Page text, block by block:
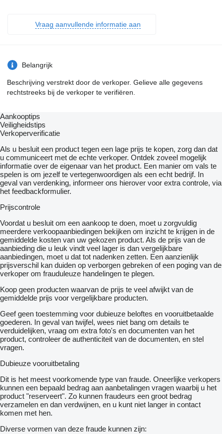
Vraag aanvullende informatie aan
Belangrijk
Beschrijving verstrekt door de verkoper. Gelieve alle gegevens
rechtstreeks bij de verkoper te verifiëren.
Aankooptips
Veiligheidstips
Verkoperverificatie
Als u besluit een product tegen een lage prijs te kopen, zorg dan dat
u communiceert met de echte verkoper. Ontdek zoveel mogelijk
informatie over de eigenaar van het product. Een manier om vals te
spelen is om jezelf te vertegenwoordigen als een echt bedrijf. In
geval van verdenking, informeer ons hierover voor extra controle, via
het feedbackformulier.
Prijscontrole
Voordat u besluit om een ​​aankoop te doen, moet u zorgvuldig
meerdere verkoopaanbiedingen bekijken om inzicht te krijgen in de
gemiddelde kosten van uw gekozen product. Als de prijs van de
aanbieding die u leuk vindt veel lager is dan vergelijkbare
aanbiedingen, moet u dat tot nadenken zetten. Een aanzienlijk
prijsverschil kan duiden op verborgen gebreken of een poging van de
verkoper om frauduleuze handelingen te plegen.
Koop geen producten waarvan de prijs te veel afwijkt van de
gemiddelde prijs voor vergelijkbare producten.
Geef geen toestemming voor dubieuze beloftes en vooruitbetaalde
goederen. In geval van twijfel, wees niet bang om details te
verduidelijken, vraag om extra foto's en documenten van het
product, controleer de authenticiteit van de documenten, en stel
vragen.
Dubieuze vooruitbetaling
Dit is het meest voorkomende type van fraude. Oneerlijke verkopers
kunnen een bepaald bedrag aan aanbetalingen vragen waarbij u het
product "reserveert". Zo kunnen fraudeurs een groot bedrag
verzamelen en dan verdwijnen, en u kunt niet langer in contact
komen met hen.
Diverse vormen van deze fraude kunnen zijn: